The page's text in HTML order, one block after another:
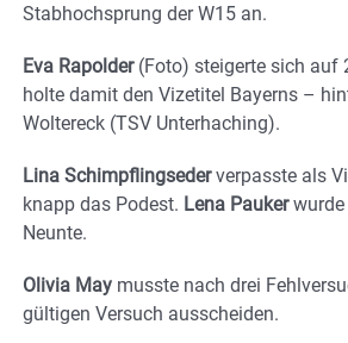
Stabhochsprung der W15 an.
Eva Rapolder(Foto) steigerte sich auf
holte damit den Vizetitel Bayerns –
Woltereck (TSV Unterhaching).
Lina Schimpflingsederverpasste als
knapp das Podest. Lena Paukerwurde
Neunte.
Olivia May musste nach drei
gültigen Versuch ausscheiden.